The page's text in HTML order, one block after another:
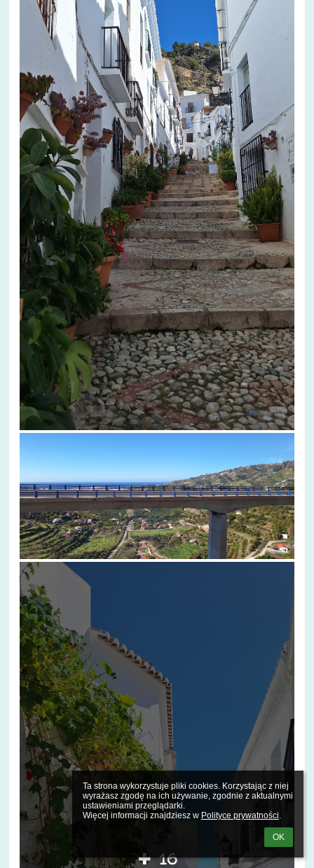
Ta strona wykorzystuje pliki cookies. Korzystając z niej
wyrażasz zgodę na ich używanie, zgodnie z aktualnymi
ustawieniami przeglądarki.
Więcej informacji znajdziesz w Polityce prywatności.
OK
16